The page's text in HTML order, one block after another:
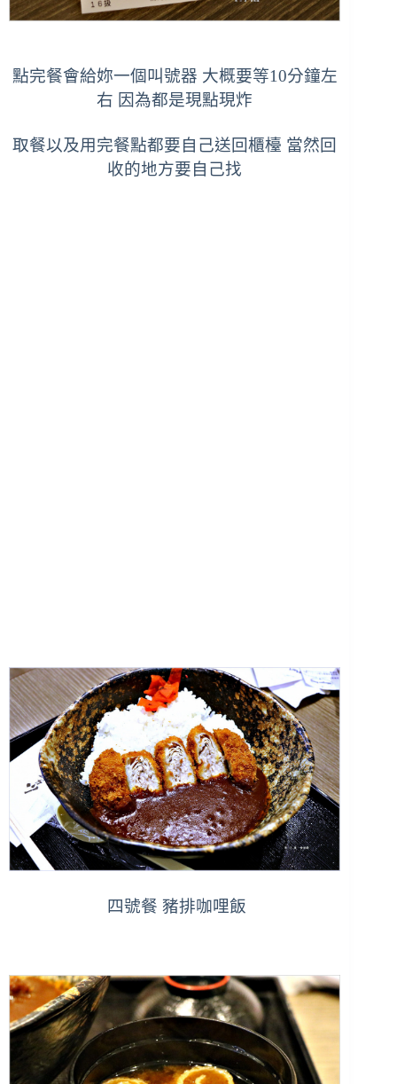
點完餐會給妳一個叫號器 大概要等10分鐘左
右 因為都是現點現炸
取餐以及用完餐點都要自己送回櫃檯 當然回
收的地方要自己找
四號餐 豬排咖哩飯